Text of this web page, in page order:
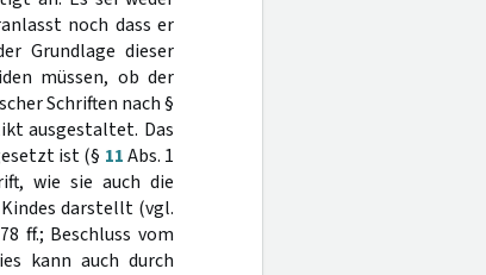
noch dass er
Grundlage dieser
müssen, ob der
Schriften nach §
ausgestaltet. Das
ist (§ 11Abs. 1
wie sie auch die
darstellt (vgl.
ff.; Beschluss vom
kann auch durch